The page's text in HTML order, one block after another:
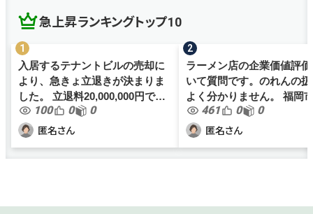
急上昇ランキングトップ10
入居するテナントビルの売却に
より、急きょ立退きが決まりま
した。 立退料20,000,000円で間
も無く契約となりますが、当社
の規模においては大金の為、正
100 0 0
匿名さん
ラーメン店の企業価値評
いて質問です。のれんの
よく分かりません。 福岡市内で
ラーメン店を1店舗経営し
す（個人事業主）。年商
1名、アルバイト4名です
461 0 0
匿名さん